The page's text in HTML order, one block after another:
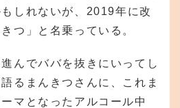
しれないが、2019年に改
つ」と名乗っている。
んでババを抜きにいってし
るまんきつさんに、これま
マとなったアルコール中